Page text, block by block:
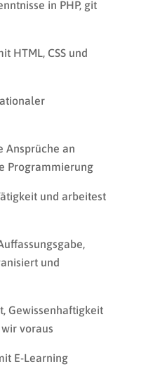
in PHP, git
HTML, CSS und
Ansprüche an
Programmierung
und arbeitest
und
Gewissenhaftigkeit
voraus
E-Learning